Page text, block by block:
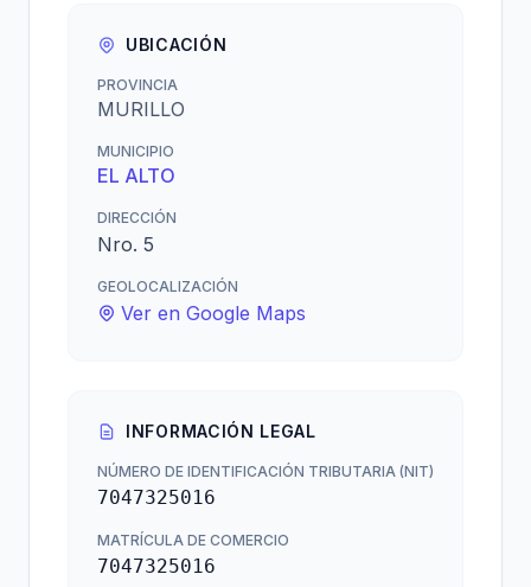
UBICACIÓN
PROVINCIA
MURILLO
MUNICIPIO
EL ALTO
DIRECCIÓN
Nro. 5
GEOLOCALIZACIÓN
Ver en Google Maps
INFORMACIÓN LEGAL
NÚMERO DE IDENTIFICACIÓN TRIBUTARIA (NIT)
7047325016
MATRÍCULA DE COMERCIO
7047325016